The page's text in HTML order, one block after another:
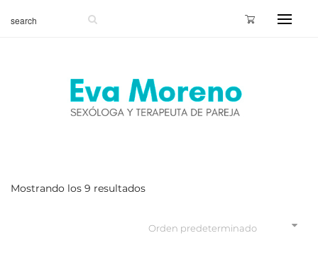
Mostrando los 9 resultados